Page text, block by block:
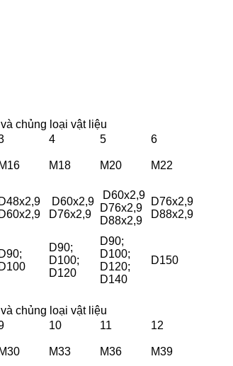
chủng loại vật liệu
4 5 6
M16 M18 M20 M22
D48x2,9
D60x2,9
D60x2,9
D76x2,9
D60x2,9
D76x2,9
D88x2,9
D76x2,9
D88x2,9
D90;
D100
D90;
D100;
D120
D90;
D100;
D120;
D140
D150
chủng loại vật liệu
10 11 12
M30 M33 M36 M39